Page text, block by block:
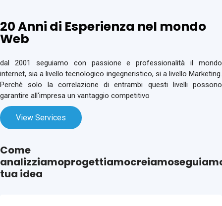
20 Anni di Esperienza nel mondo
Web
dal 2001 seguiamo con passione e professionalità il mondo
internet, sia a livello tecnologico ingegneristico, si a livello Marketing.
Perchè solo la correlazione di entrambi questi livelli possono
garantire all'impresa un vantaggio competitivo
View Services
Come
analizziamoprogettiamocreiamo
tua idea